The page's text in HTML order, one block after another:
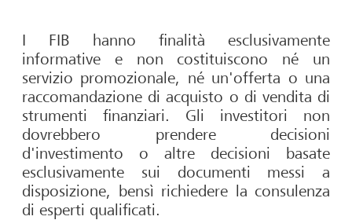
I FIB hanno finalità esclusivamente
informative e non costituiscono né un
servizio promozionale, né un'offerta o una
raccomandazione di acquisto o di vendita di
strumenti finanziari. Gli investitori non
dovrebbero prendere decisioni
d'investimento o altre decisioni basate
esclusivamente sui documenti messi a
disposizione, bensì richiedere la consulenza
di esperti qualificati.